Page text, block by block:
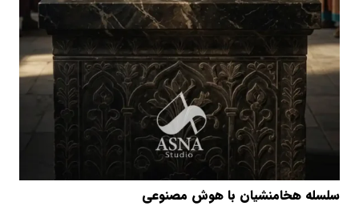
سلسله هخامنشیان با هوش مصنوعی